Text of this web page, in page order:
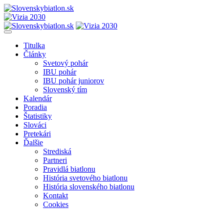
Titulka
Články
Svetový pohár
IBU pohár
IBU pohár juniorov
Slovenský tím
Kalendár
Poradia
Štatistiky
Slováci
Pretekári
Ďalšie
Strediská
Partneri
Pravidlá biatlonu
História svetového biatlonu
História slovenského biatlonu
Kontakt
Cookies